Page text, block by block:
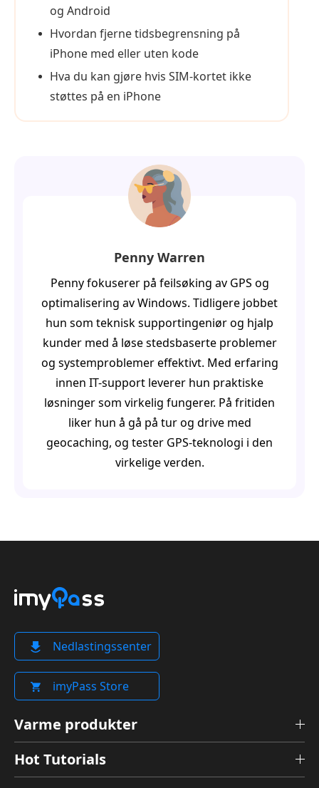
og Android
Hvordan fjerne tidsbegrensning på
iPhone med eller uten kode
Hva du kan gjøre hvis SIM-kortet ikke
støttes på en iPhone
Penny Warren
Penny fokuserer på feilsøking av GPS og
optimalisering av Windows. Tidligere jobbet
hun som teknisk supportingeniør og hjalp
kunder med å løse stedsbaserte problemer
og systemproblemer effektivt. Med erfaring
innen IT-support leverer hun praktiske
løsninger som virkelig fungerer. På fritiden
liker hun å gå på tur og drive med
geocaching, og tester GPS-teknologi i den
virkelige verden.
Nedlastingssenter
imyPass Store
Varme produkter
Hot Tutorials